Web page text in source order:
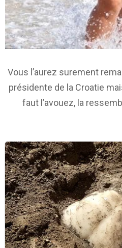
Vous l’aurez surement
présidente de la Croatie
faut l’avouez, la